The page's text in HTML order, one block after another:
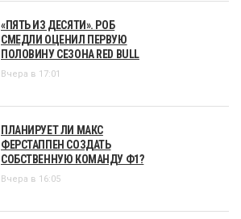
«ПЯТЬ ИЗ ДЕСЯТИ». РОБ
СМЕДЛИ ОЦЕНИЛ ПЕРВУЮ
ПОЛОВИНУ СЕЗОНА RED BULL
Вчера в 17:01
ПЛАНИРУЕТ ЛИ МАКС
ФЕРСТАППЕН СОЗДАТЬ
СОБСТВЕННУЮ КОМАНДУ Ф1?
Вчера в 16:05